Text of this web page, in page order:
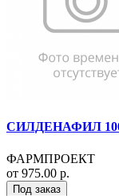
СИЛДЕНАФИЛ
ФАРМПРОЕКТ
от 975.00 р.
Под заказ